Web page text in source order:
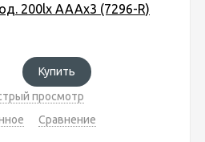
200lx AAAx3 (7296-R)
Купить
просмотр
Сравнение